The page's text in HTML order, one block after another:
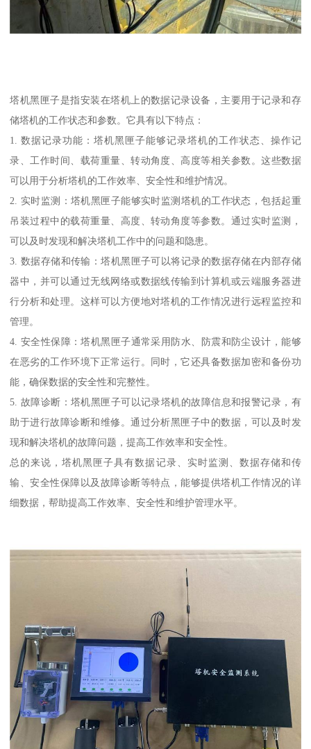
塔机黑匣子是指安装在塔机上的数据记录设备，主要用于记录和存
储塔机的工作状态和参数。它具有以下特点：
1. 数据记录功能：塔机黑匣子能够记录塔机的工作状态、操作记
录、工作时间、载荷重量、转动角度、高度等相关参数。这些数据
可以用于分析塔机的工作效率、安全性和维护情况。
2. 实时监测：塔机黑匣子能够实时监测塔机的工作状态，包括起重
吊装过程中的载荷重量、高度、转动角度等参数。通过实时监测，
可以及时发现和解决塔机工作中的问题和隐患。
3. 数据存储和传输：塔机黑匣子可以将记录的数据存储在内部存储
器中，并可以通过无线网络或数据线传输到计算机或云端服务器进
行分析和处理。这样可以方便地对塔机的工作情况进行远程监控和
管理。
4. 安全性保障：塔机黑匣子通常采用防水、防震和防尘设计，能够
在恶劣的工作环境下正常运行。同时，它还具备数据加密和备份功
能，确保数据的安全性和完整性。
5. 故障诊断：塔机黑匣子可以记录塔机的故障信息和报警记录，有
助于进行故障诊断和维修。通过分析黑匣子中的数据，可以及时发
现和解决塔机的故障问题，提高工作效率和安全性。
总的来说，塔机黑匣子具有数据记录、实时监测、数据存储和传
输、安全性保障以及故障诊断等特点，能够提供塔机工作情况的详
细数据，帮助提高工作效率、安全性和维护管理水平。